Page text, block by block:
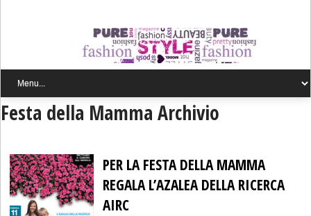
Festa della Mamma Archivio
PER LA FESTA DELLA MAMMA
REGALA L’AZALEA DELLA RICERCA
AIRC